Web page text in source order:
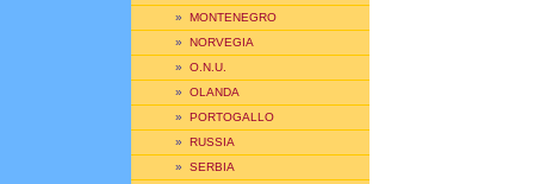
» MONTENEGRO
» NORVEGIA
» O.N.U.
» OLANDA
» PORTOGALLO
» RUSSIA
» SERBIA